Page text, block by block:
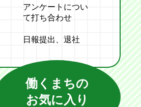
アンケートについ
て打ち合わせ
日報提出、退社
働くまちの
お気に入り